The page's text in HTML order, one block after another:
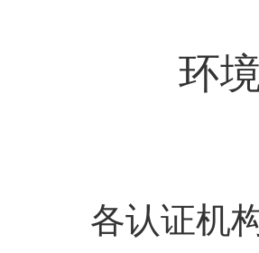
环
各认证机